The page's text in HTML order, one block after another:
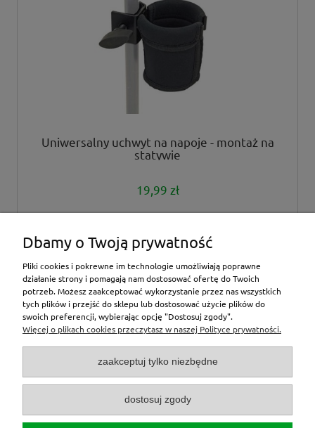
Uniwersalny uchwyt na napoje - montaż na
statywie
19,99 zł
inne
Moje konto
O nas
Zamówienia
Dbamy o Twoją prywatność
Pliki cookies i pokrewne im technologie umożliwiają poprawne
działanie strony i pomagają nam dostosować ofertę do Twoich
potrzeb. Możesz zaakceptować wykorzystanie przez nas wszystkich
tych plików i przejść do sklepu lub dostosować użycie plików do
swoich preferencji, wybierając opcję "Dostosuj zgody".
Więcej o plikach cookies przeczytasz w naszej Polityce prywatności.
zaakceptuj tylko niezbędne
dostosuj zgody